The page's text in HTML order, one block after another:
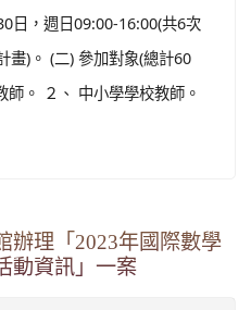
日，週日09:00-16:00(共6次
畫)。 (二) 參加對象(總計60
。 ２、 中小學學校教師。
辦理「2023年國際數學
動資訊」一案